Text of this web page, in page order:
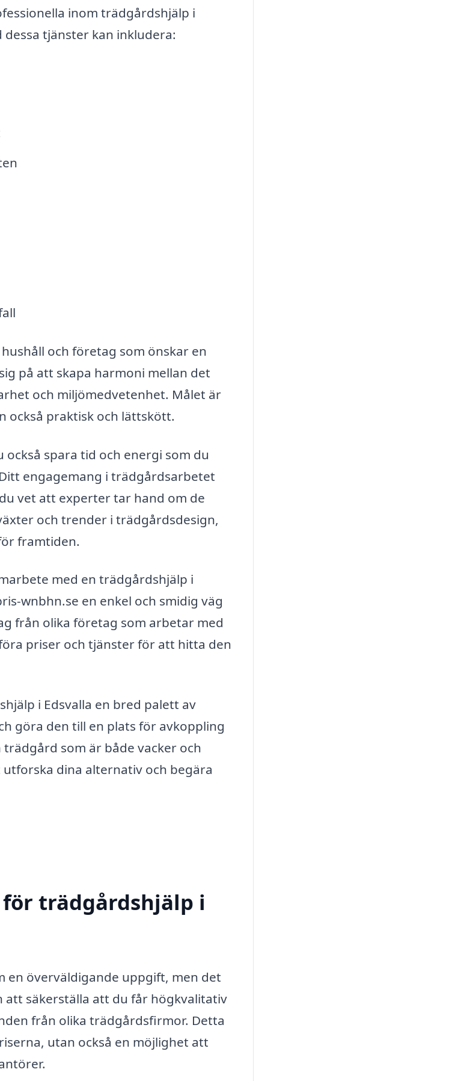
inom trädgårdshjälp i
dessa tjänster kan inkludera:
och företag som önskar en
på att skapa harmoni mellan det
och miljömedvetenhet. Målet är
också praktisk och lättskött.
spara tid och energi som du
engagemang i trädgårdsarbetet
vet att experter tar hand om de
och trender i trädgårdsdesign,
framtiden.
med en trädgårdshjälp i
wnbhn.se en enkel och smidig väg
från olika företag som arbetar med
priser och tjänster för att hitta den
i Edsvalla en bred palett av
göra den till en plats för avkoppling
som är både vacker och
dina alternativ och begära
trädgårdshjälp i
en överväldigande uppgift, men det
att säkerställa att du får högkvalitativ
från olika trädgårdsfirmor. Detta
utan också en möjlighet att